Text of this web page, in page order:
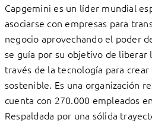
Capgemini es un líder mundial
asociarse con empresas para
negocio aprovechando el poder
se guía por su objetivo de liberar
través de la tecnología para
sostenible. Es una organización
cuenta con 270.000 empleados
Respaldada por una sólida